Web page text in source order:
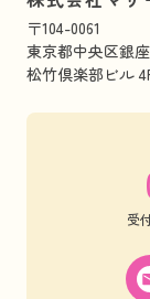
〒104-0061
東京都中央区銀
松竹倶楽部ビル
受